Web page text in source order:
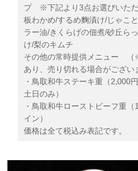
プ ※下記より3点お選びいた
板わかめ/するめ麴漬け/じゃこ
ラー油/きくらげの佃煮/砂丘ら
け/梨のキムチ
その他の常時提供メニュー （
あり、売り切れる場合がござい
・鳥取和牛ステーキ重（2,000
土日のみ）
・鳥取和牛ローストビーフ重（
イン）
価格は全て税込み表記です。